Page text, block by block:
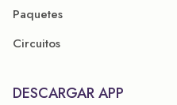
Paquetes
Circuitos
DESCARGAR APP